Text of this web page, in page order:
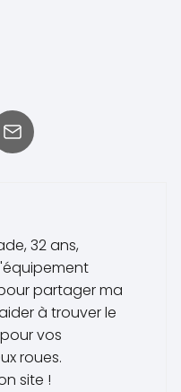
32 ans,
partager ma
à trouver le
vos
roues.
site !